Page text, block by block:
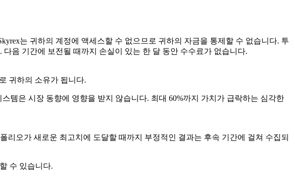
는 귀하의 계정에 액세스할 수 없으므로 귀하의 자금을 통제할 수 없습니다. 투
음 기간에 보전될 때까지 손실이 있는 한 달 동안 수수료가 없습니다.
귀하의 소유가 됩니다.
템은 시장 동향에 영향을 받지 않습니다. 최대 60%까지 가치가 급락하는 심각한
오가 새로운 최고치에 도달할 때까지 부정적인 결과는 후속 기간에 걸쳐 수집되
수 있습니다.